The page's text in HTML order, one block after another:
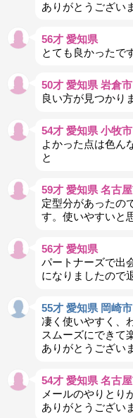
ありがとうござい
56才 愛知県
とても良かったで
50才 愛知県 岩倉市
良い方が見つかり
54才 愛知県 小牧市
よかった点は色ん
と
59才 愛知県 名古
定型分があったの
す。使いやすいと
56才 愛知県
パートナーズで出
になりましたので
55才 愛知県 岡崎市
凄く使いやすく、
スムーズにできて
ありがとうござい
54才 愛知県 名古
メールのやりとり
ありがとうござい